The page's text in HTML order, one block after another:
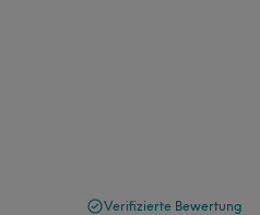
Verifizierte Bewertung